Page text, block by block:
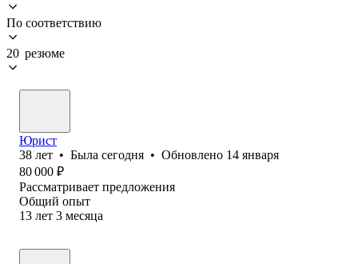
По соответствию
20 резюме
Юрист
38 лет • Была сегодня • Обновлено 14 января
80 000 ₽
Рассматривает предложения
Общий опыт
13 лет 3 месяца